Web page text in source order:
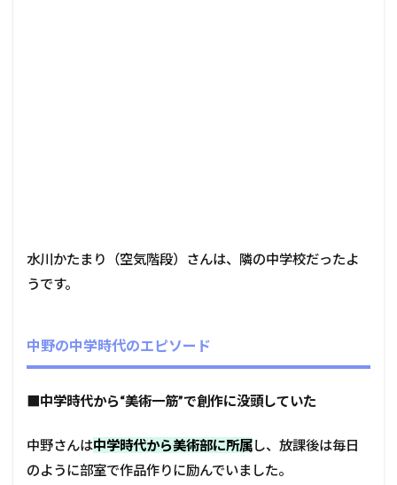
水川かたまり（空気階段）さんは、隣の中学校だったよ
うです。
中野の中学時代のエピソード
■中学時代から“美術一筋”で創作に没頭していた
中野さんは中学時代から美術部に所属し、放課後は毎日
のように部室で作品作りに励んでいました。